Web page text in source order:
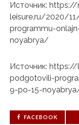
Источник:
leisure.ru/2020/
programmu-
noyabrya/
Источник:
podgotovili-
9-po-15-
FACEBOOK